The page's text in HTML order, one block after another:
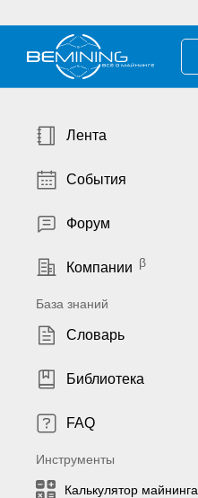
Лента
События
Форум
Компании
База знаний
Словарь
Библиотека
FAQ
Инструменты
Калькулятор майнинга